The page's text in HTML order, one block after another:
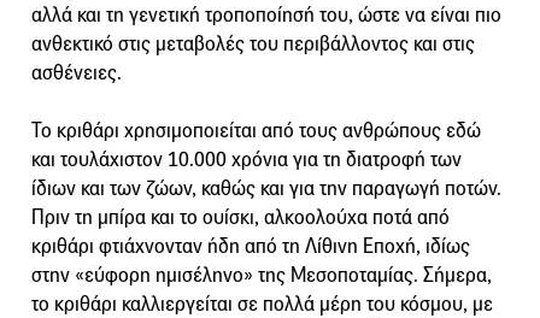
αλλά και τη γενετική τροποποίησή του, ώστε να είναι πιο
ανθεκτικό στις μεταβολές του περιβάλλοντος και στις
ασθένειες.
Το κριθάρι χρησιμοποιείται από τους ανθρώπους εδώ
και τουλάχιστον 10.000 χρόνια για τη διατροφή των
ίδιων και των ζώων, καθώς και για την παραγωγή ποτών.
Πριν τη μπίρα και το ουίσκι, αλκοολούχα ποτά από
κριθάρι φτιάχνονταν ήδη από τη Λίθινη Εποχή, ιδίως
στην «εύφορη ημισέληνο» της Μεσοποταμίας. Σήμερα,
το κριθάρι καλλιεργείται σε πολλά μέρη του κόσμου, με